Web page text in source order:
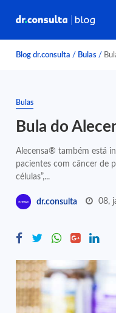
Blog dr.consulta / Bulas /
Bulas
Bula do
Alecensa® também está
pacientes com câncer de
células”,...
dr.consulta 08,